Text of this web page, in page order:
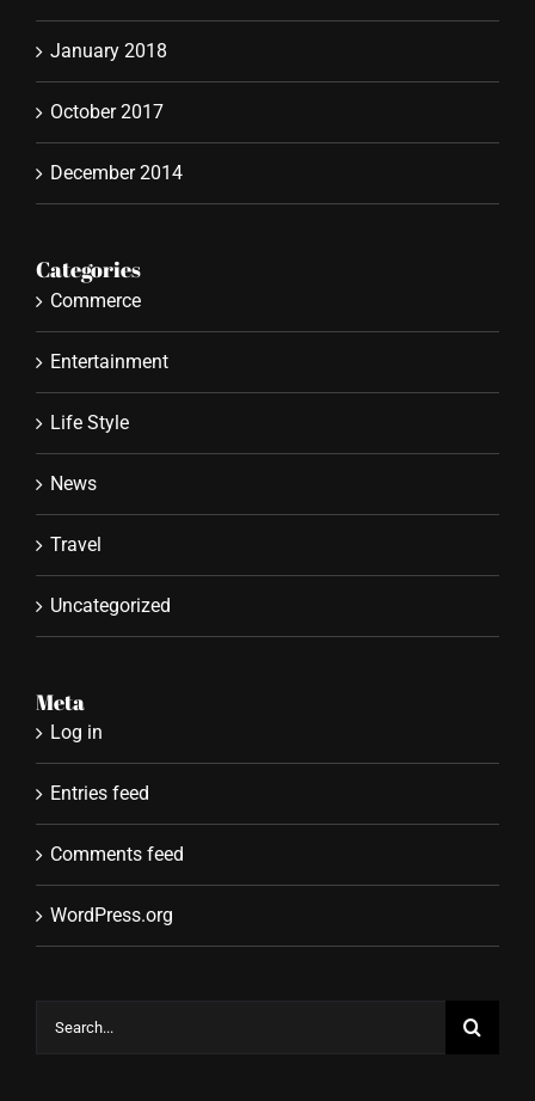
January 2018
October 2017
December 2014
Categories
Commerce
Entertainment
Life Style
News
Travel
Uncategorized
Meta
Log in
Entries feed
Comments feed
WordPress.org
Search